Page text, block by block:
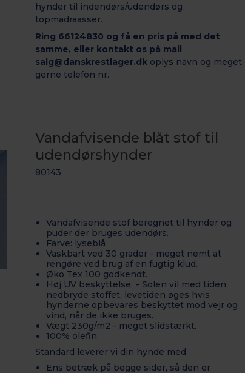
hynder til indendørs/udendørs og
topmadraasser.
Ring 66124830 og få en pris på med det
samme, eller kontakt os på mail
salg@danskrestlager.dk oplys navn og meget
gerne telefon nr.
Vandafvisende blåt stof til
udendørshynder
80143
Vandafvisende stof beregnet til hynder og
puder der bruges udendørs.
Farve: lyseblå
Vaskbart ved 30 grader - meget nemt at
rengøre ved brug af en fugtig klud.
Øko Tex 100 godkendt.
Høj UV beskyttelse - Solen vil med tiden
nedbryde stoffet, levetiden øges hvis
hynderne opbevares beskyttet mod vejr og
vind, når de ikke bruges.
Vægt 230g/m2 - meget slidstærkt.
100% olefin.
Standard leverer vi din hynde med
Ens betræk på begge sider, så den er